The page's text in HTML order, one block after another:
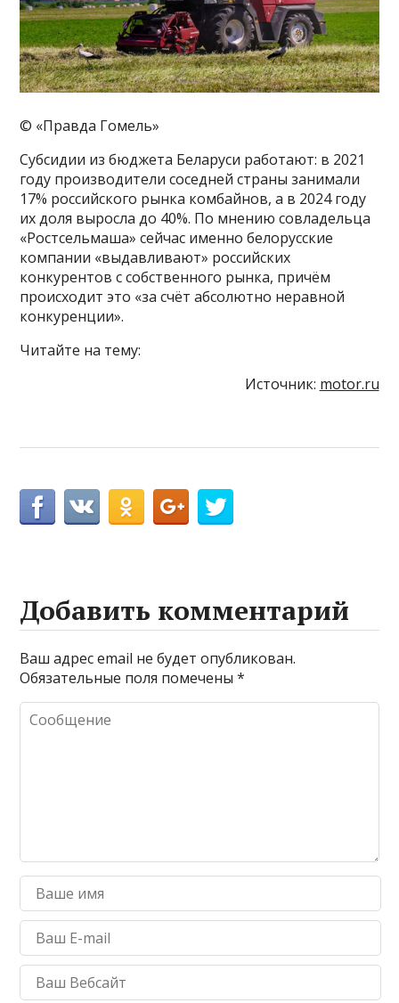
© «Правда Гомель»
Субсидии из бюджета Беларуси работают: в 2021
году производители соседней страны занимали
17% российского рынка комбайнов, а в 2024 году
их доля выросла до 40%. По мнению совладельца
«Ростсельмаша» сейчас именно белорусские
компании «выдавливают» российских
конкурентов с собственного рынка, причём
происходит это «за счёт абсолютно неравной
конкуренции».
Читайте на тему:
Источник: motor.ru
Добавить комментарий
Ваш адрес email не будет опубликован.
Обязательные поля помечены*